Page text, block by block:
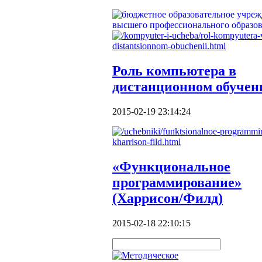
Роль компьютера в
дистанционном
2015-02-19 23:14:24
«Функциональное
программирование»
(Харрисон/Филд)
2015-02-18 22:10:15